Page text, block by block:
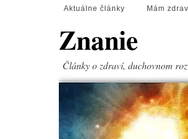
Aktuálne články Mám
Znanie
Články o zdraví, duchovnom